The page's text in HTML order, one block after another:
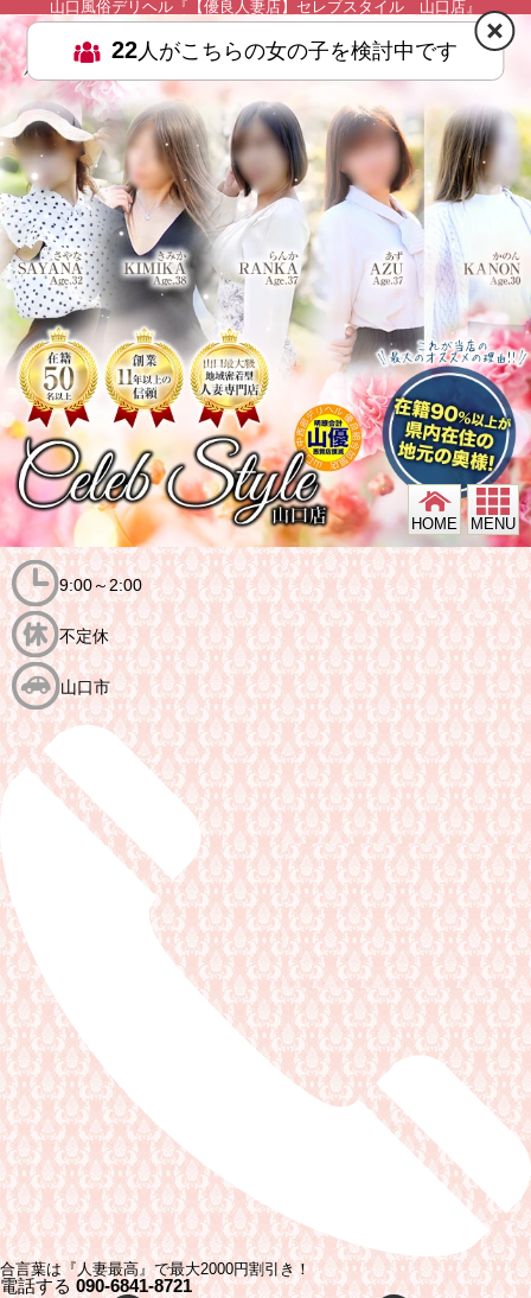
山口風俗デリヘル『【優良人妻店】セレブスタイル 山口店』
MENU
HOME
9:00～2:00
不定休
山口市
合言葉は『人妻最高』で最大2000円割引き！
電話する090-6841-8721